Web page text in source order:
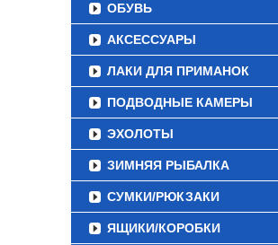
ОБУВЬ
АКСЕССУАРЫ
ЛАКИ ДЛЯ ПРИМАНОК
ПОДВОДНЫЕ КАМЕРЫ
ЭХОЛОТЫ
ЗИМНЯЯ РЫБАЛКА
СУМКИ/РЮКЗАКИ
ЯЩИКИ/КОРОБКИ